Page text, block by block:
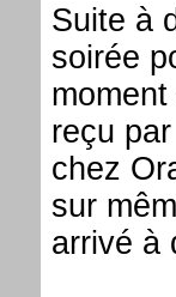
Suite à
soirée
reçu
chez
sur
arrivé à